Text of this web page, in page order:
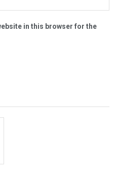
in this browser for the